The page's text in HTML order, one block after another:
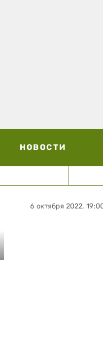
НОВОСТИ
6 октября 2022,